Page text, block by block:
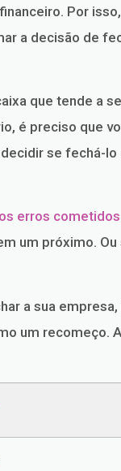
Por
a decisão de
que tende a
é preciso que
se fechá-
erros
um próximo. Ou
a sua
um recomeço.